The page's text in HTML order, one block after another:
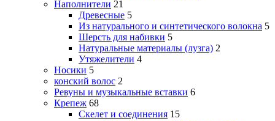
Наполнители 21
Древесные 5
Из натурального и синтетического волокна 5
Шерсть для набивки 5
Натуральные материалы (лузга) 2
Утяжелители 4
Носики 5
конский волос 2
Ревуны и музыкальные вставки 6
Крепеж 68
Скелет и соединения 15